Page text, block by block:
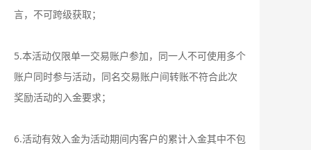
言，不可跨级获取；
5.本活动仅限单一交易账户参加，同一人不可使用多个
账户同时参与活动，同名交易账户间转账不符合此次
奖励活动的入金要求；
6.活动有效入金为活动期间内客户的累计入金其中不包